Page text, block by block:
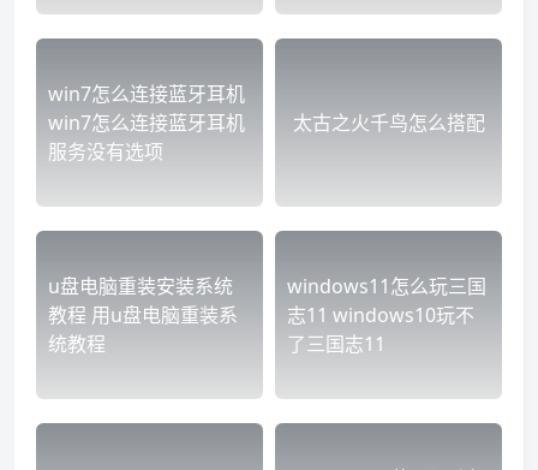
win7怎么连接蓝牙耳机
win7怎么连接蓝牙耳机
服务没有选项
太古之火千鸟怎么搭配
u盘电脑重装安装系统
教程 用u盘电脑重装系
统教程
windows11怎么玩三国
志11 windows10玩不
了三国志11